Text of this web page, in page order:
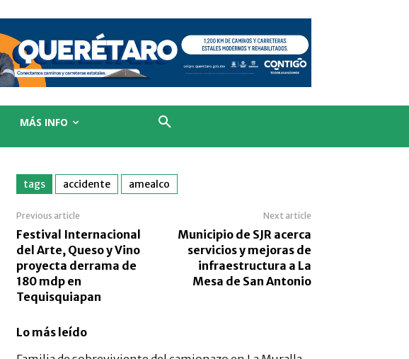
MÁS INFO
tags accidente amealco
Previous article
Festival Internacional
del Arte, Queso y Vino
proyecta derrama de
180 mdp en
Tequisquiapan
Next article
Municipio de SJR acerca
servicios y mejoras de
infraestructura a La
Mesa de San Antonio
Lo más leído